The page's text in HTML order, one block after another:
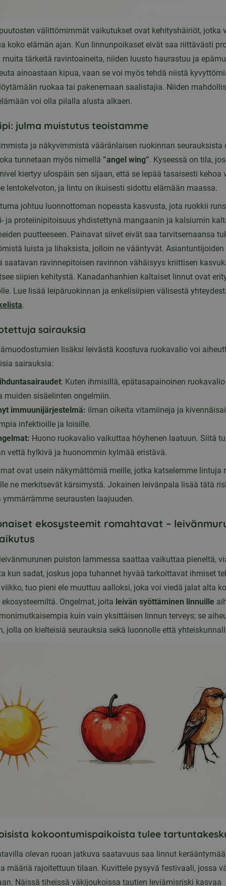
välittömimmät vaikutukset ovat kehityshäiriöt, jotka
koko elämän ajan. Kun linnunpoikaset eivät saa riittävästi
tärkeitä ravintoaineita, niiden luusto haurastuu ja
ainoastaan kipua, vaan se voi myös tehdä niistä
ruokaa tai pakenemaan saalistajia. Niiden
voi olla pilalla alusta alkaen.
julma muistutus teoistamme
ja näkyvimmistä vääränlaisen ruokinnan seurauksista
tunnetaan myös nimellä ”angel wing”. Kyseessä on tila,
kiertyy ulospäin sen sijaan, että se lepää tasaisesti kehoa
lentokelvoton, ja lintu on ikuisesti sidottu elämään maassa.
johtuu luonnottoman nopeasta kasvusta, jota ruokkii
ja proteiinipitoisuus yhdistettynä mangaanin ja kalsiumin
puutteeseen. Painavat siivet eivät saa tarvitsemaansa
luista ja lihaksista, jolloin ne vääntyvät.
saatavan ravinnepitoisen ravinnon vähäisyys kriittisen
siipien kehitystä. Kanadanhanhien kaltaiset linnut ovat
Lue lisää leipäruokinnan ja enkelisiipien välisestä
.
sairauksia
lisäksi leivästä koostuva ruokavalio voi
sairauksia:
: Kuten ihmisillä, epätasapainoinen
muiden sisäelinten ongelmiin.
immuunijärjestelmä: ilman oikeita vitamiineja ja
infektioille ja loisille.
Huono ruokavalio vaikuttaa höyhenen laatuun. Siitä
vettä hylkivä ja huonommin kylmää eristävä.
ovat usein näkymättömiä meille, jotka katselemme lintuja
ne merkitsevät kärsimystä. Jokainen leivänpala lisää tätä
ymmärrämme seurausten laajuuden.
ekosysteemit romahtavat –
puiston lammessa saattaa vaikuttaa pieneltä,
kun sadat, joskus jopa tuhannet hyvää tarkoittavat ihmiset
tuo pieni ele muuttuu aalloksi, joka voi viedä jalat alta
Ongelmat, joita leivän syöttäminen linnuille
kuin vain yksittäisen linnun terveys; se
jolla on kielteisiä seurauksia sekä luonnolle että
kokoontumispaikoista tulee
olevan ruoan jatkuva saatavuus saa linnut
määriä rajoitettuun tilaan. Kuvittele pysyvä festivaali, jossa
Näissä tiheissä väkijoukoissa tautien leviämisriski kasvaa